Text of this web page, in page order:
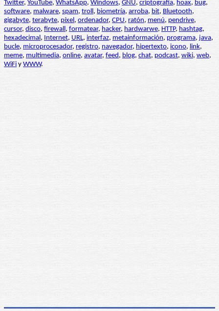
Twitter, YouTube, WhatsApp, Windows, GNU, criptografía, hoax, bug,
software, malware, spam, troll, biometría, arroba, bit, Bluetooth,
gigabyte, terabyte, píxel, ordenador, CPU, ratón, menú, pendrive,
cursor, disco, firewall, formatear, hacker, hardwarwe, HTTP, hashtag,
hexadecimal, Internet, URL, interfaz, metainformación, programa, java,
bucle, microprocesador, registro, navegador, hipertexto, icono, link,
meme, multimedia, online, avatar, feed, blog, chat, podcast, wiki, web,
WiFi y WWW.